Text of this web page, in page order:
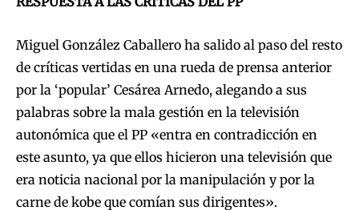
Miguel González Caballero ha salido al paso del resto
de críticas vertidas en una rueda de prensa anterior
por la ‘popular’ Cesárea Arnedo, alegando a sus
palabras sobre la mala gestión en la televisión
autonómica que el PP «entra en contradicción en
este asunto, ya que ellos hicieron una televisión que
era noticia nacional por la manipulación y por la
carne de kobe que comían sus dirigentes».